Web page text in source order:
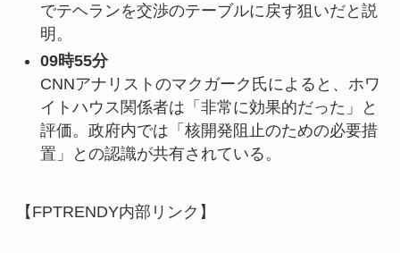
でテヘランを交渉のテーブルに戻す狙いだと説
明。
09時55分
CNNアナリストのマクガーク氏によると、ホワ
イトハウス関係者は「非常に効果的だった」と
評価。政府内では「核開発阻止のための必要措
置」との認識が共有されている。
【FPTRENDY内部リンク】